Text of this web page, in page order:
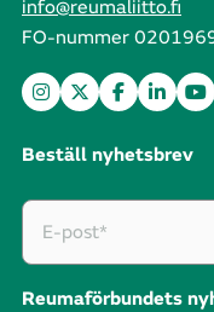
info@reumaliitto.fi
FO-nummer
Beställ nyhetsbrev
Reumaförbundets